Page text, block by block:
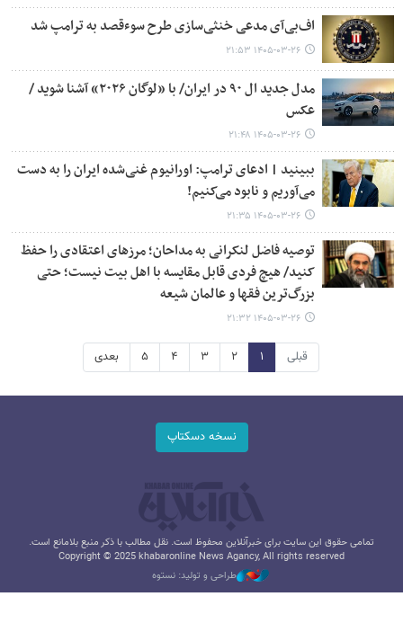
اف‌بی‌آی مدعی خنثی‌سازی طرح سوءقصد به ترامپ شد
۱۴۰۵-۰۳-۲۶ ۲۱:۵۳
مدل جدید ال ۹۰ در ایران/ با «لوگان ۲۰۲۶» آشنا شوید /
عکس
۱۴۰۵-۰۳-۲۶ ۲۱:۴۸
ببینید | ادعای ترامپ: اورانیوم‌ غنی‌شده ایران را به دست
می‌آوریم و نابود می‌کنیم!
۱۴۰۵-۰۳-۲۶ ۲۱:۳۵
توصیه فاضل لنکرانی به مداحان؛ مرزهای اعتقادی را حفظ
کنید/ هیچ فردی قابل مقایسه با اهل بیت نیست؛ حتی
بزرگ‌ترین فقها و عالمان شیعه
۱۴۰۵-۰۳-۲۶ ۲۱:۳۲
قبلی ۱ ۲ ۳ ۴ ۵ بعدی
نسخه دسکتاپ
تمامی حقوق این سایت برای خبرآنلاین محفوظ است. نقل مطالب با ذکر منبع بلامانع است.
Copyright © 2025 khabaronline News Agancy, All rights reserved
طراحی و تولید: نستوه